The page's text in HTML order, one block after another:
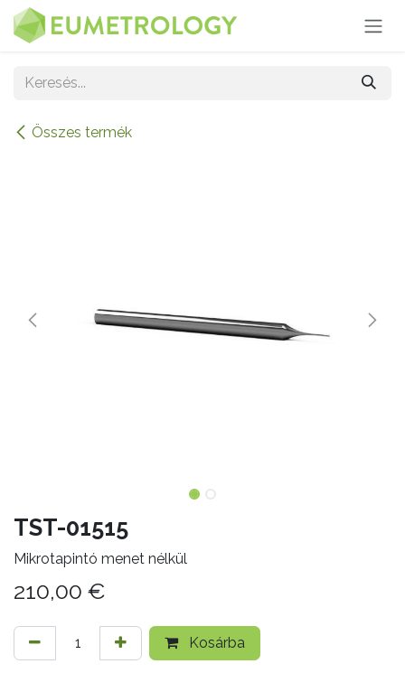
Kihagyás és továbblépés a tartalomhoz
Összes termék
TST-01515
Mikrotapintó menet nélkül
210,00 €
Kosárba